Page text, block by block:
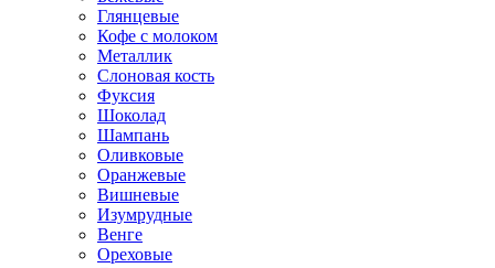
Глянцевые
Кофе с молоком
Металлик
Слоновая кость
Фуксия
Шоколад
Шампань
Оливковые
Оранжевые
Вишневые
Изумрудные
Венге
Ореховые